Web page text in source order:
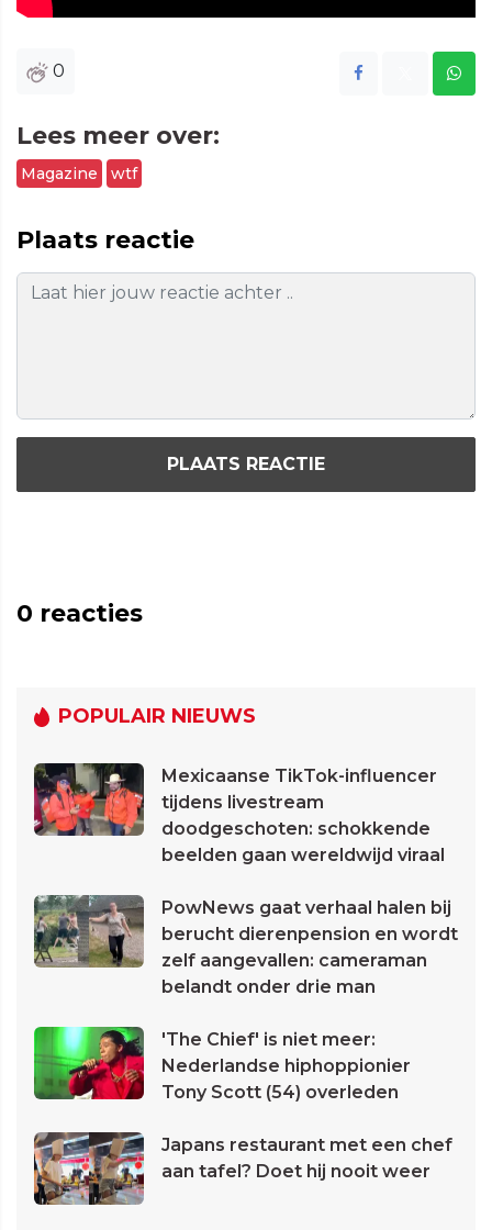
0
Lees meer over:
Magazine wtf
Plaats reactie
PLAATS REACTIE
0 reacties
POPULAIR NIEUWS
Mexicaanse TikTok-influencer
tijdens livestream
doodgeschoten: schokkende
beelden gaan wereldwijd viraal
PowNews gaat verhaal halen bij
berucht dierenpension en wordt
zelf aangevallen: cameraman
belandt onder drie man
'The Chief' is niet meer:
Nederlandse hiphoppionier
Tony Scott (54) overleden
Japans restaurant met een chef
aan tafel? Doet hij nooit weer